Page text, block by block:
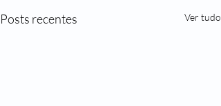
Posts recentes Ver tudo